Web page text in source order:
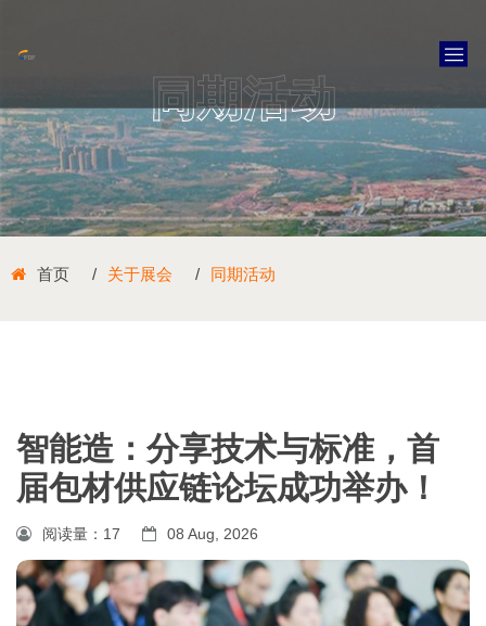
同期活动
首页 关于展会 同期活动
智能造：分享技术与标准，首
届包材供应链论坛成功举办！
阅读量： 17 08 Aug, 2026